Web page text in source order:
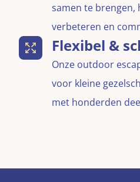
samen te brengen,
verbeteren en
Flexibel &
Onze outdoor
voor kleine
met honderden